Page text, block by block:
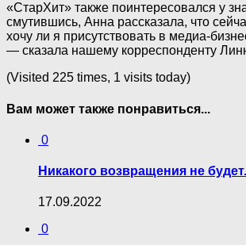
«СтарХит» также поинтересовался у
смутившись, Анна рассказала, что
хочу ли я присутствовать в медиа-
— сказала нашему корреспонденту
(Visited 225 times, 1 visits today)
Вам может также понравиться...
0
Никакого возвращения не
17.09.2022
0